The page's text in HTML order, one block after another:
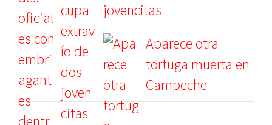
jovencitas
Aparece otra
tortuga muerta en
Campeche